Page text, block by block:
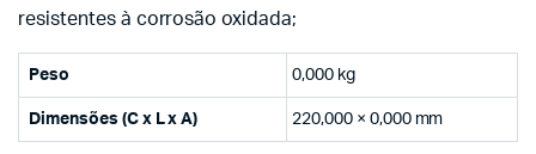
resistentes à corrosão oxidada;
Peso 0,000 kg
Dimensões (C x L x A) 220,000 × 0,000 mm